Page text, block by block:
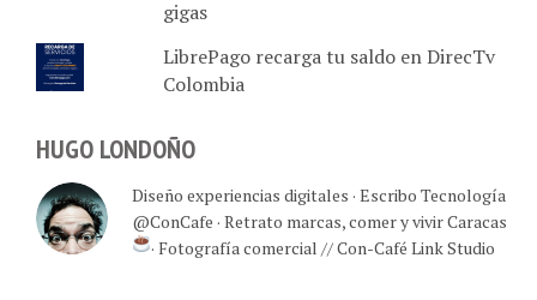
gigas
LibrePago recarga tu saldo en DirecTv
Colombia
HUGO LONDOÑO
Diseño experiencias digitales · Escribo Tecnología
@ConCafe · Retrato marcas, comer y vivir Caracas
· Fotografía comercial // Con-Café Link Studio